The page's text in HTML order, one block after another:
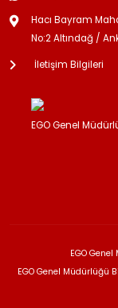
Hacı Bayram
No:2 Altındağ /
İletişim Bilgileri
EGO Genel
EGO
EGO Genel Müdürlüğü